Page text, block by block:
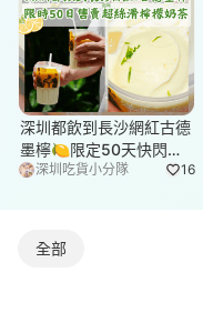
深圳都飲到長沙網紅古德
墨檸🍋限定50天快閃必
飲！芝士球＋青檸碎勁絲
深圳吃貨小分隊 16
全部